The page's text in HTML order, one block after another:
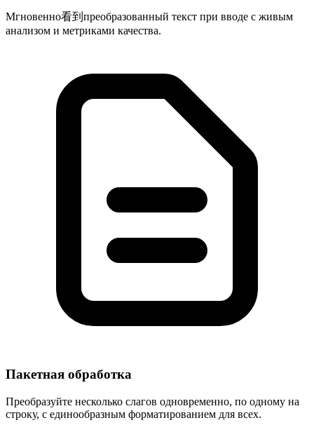
Мгновенно看到преобразованный текст при вводе с живым
анализом и метриками качества.
Пакетная обработка
Преобразуйте несколько слагов одновременно, по одному на
строку, с единообразным форматированием для всех.